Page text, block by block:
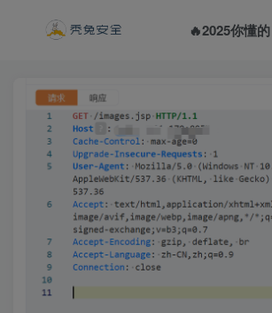
🔥2025你懂的